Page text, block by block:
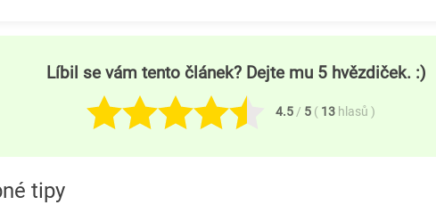
Líbil se vám tento článek? Dejte mu 5 hvězdiček. :)
4.5 / 5 ( 13 hlasů )
tipy